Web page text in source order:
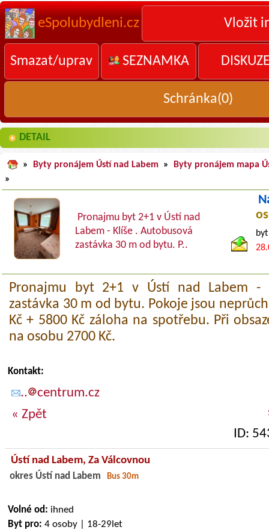
eSpolubydleni.cz Vložit
Smazat/uprav SEZNAMKA
Schránka(0)
DETAIL
» Byty pronájem Ústí nad Labem »
Byty pronájem mapa
»
Pronajmu byt 2+1 v Ústí nad
Labem - Klíše . Autobusová
zastávka 30 m od bytu. P..
Pronajmu byt 2+1 v Ústí nad Labem -
zastávka 30 m od bytu. Pokoje jsou
Kč + 5800 Kč záloha na spotřebu. Při
na osobu 2700 Kč.
Kontakt:
..
centrum.cz
« Zpět
ID:
Ústí nad Labem, Za Válcovnou
okres Ústí nad Labem Bus 30m
Volné od: ihned
Byt pro: 4 osoby | 18-29let